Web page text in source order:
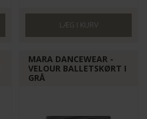
MARA DANCEWEAR -
VELOUR BALLETSKØRT I
GRÅ